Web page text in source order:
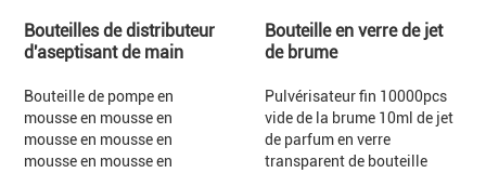
Bouteilles de distributeur
d'aseptisant de main
Bouteille de pompe en
mousse en mousse en
mousse en mousse en
mousse en mousse en
Bouteille en verre de jet
de brume
Pulvérisateur fin 10000pcs
vide de la brume 10ml de jet
de parfum en verre
transparent de bouteille